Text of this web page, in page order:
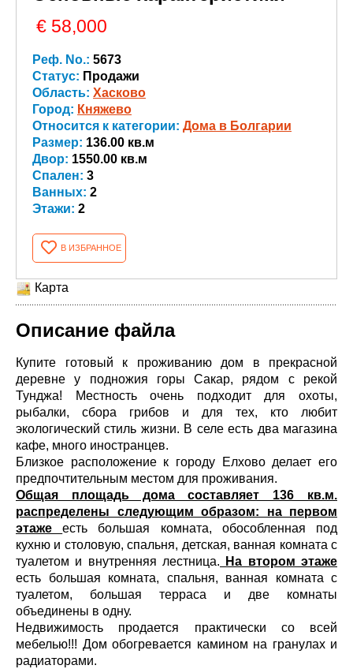
€ 58,000
Реф. No.: 5673
Статус: Продажи
Область: Хасково
Город: Княжево
Относится к категории: Дома в Болгарии
Размер: 136.00 кв.м
Двор: 1550.00 кв.м
Спален: 3
Ванных: 2
Этажи: 2
В ИЗБРАННОЕ
Карта
Описание файла
Купите готовый к проживанию дом в прекрасной
деревне у подножия горы Сакар, рядом с рекой
Тунджа! Местность очень подходит для охоты,
рыбалки, сбора грибов и для тех, кто любит
экологический стиль жизни. В селе есть два магазина
кафе, много иностранцев.
Близкое расположение к городу Елхово делает его
предпочтительным местом для проживания.
Общая площадь дома составляет 136 кв.м.
распределены следующим образом: на первом
этажеесть большая комната, обособленная под
кухню и столовую, спальня, детская, ванная комната с
туалетом и внутренняя лестница. На втором этаже
есть большая комната, спальня, ванная комната с
туалетом, большая терраса и две комнаты
объединены в одну.
Недвижимость продается практически со всей
мебелью!!! Дом обогревается камином на гранулах и
радиаторами.